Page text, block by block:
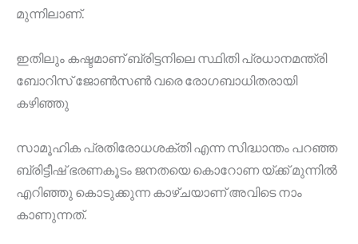
മുന്നിലാണ്.
ഇതിലും കഷ്ടമാണ് ബ്രിട്ടനിലെ സ്ഥിതി പ്രധാനമന്ത്രി
ബോറിസ് ജോൺസൺ വരെ രോഗബാധിതരായി
കഴിഞ്ഞു
സാമൂഹിക പ്രതിരോധശക്തി എന്ന സിദ്ധാന്തം പറഞ്ഞ
ബ്രിട്ടീഷ് ഭരണകൂടം ജനതയെ കൊറോണ യ്ക്ക് മുന്നിൽ
എറിഞ്ഞു കൊടുക്കുന്ന കാഴ്ചയാണ് അവിടെ നാം
കാണുന്നത്.